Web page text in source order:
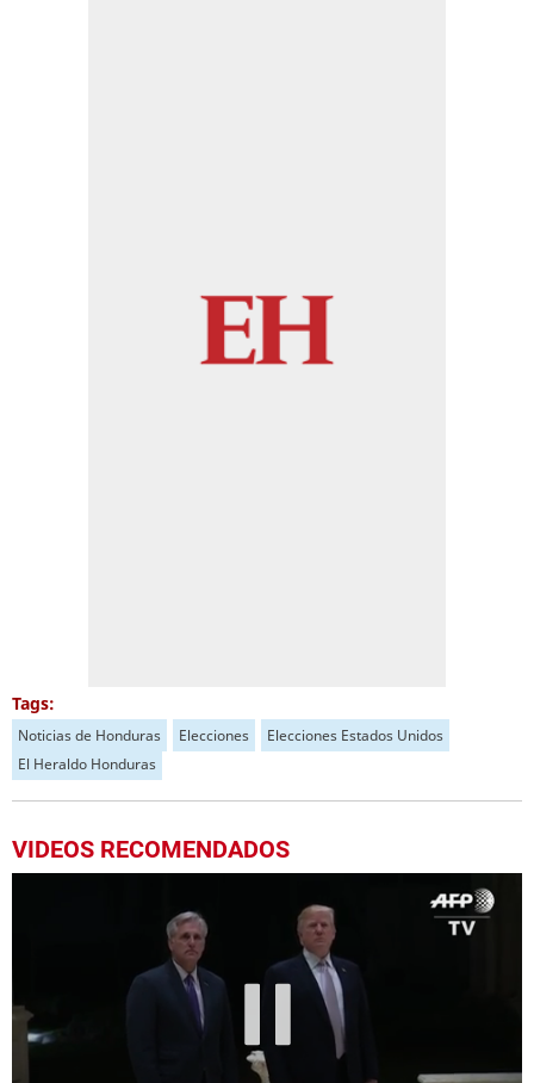
Tags:
Noticias de Honduras Elecciones
Elecciones Estados Unidos
El Heraldo Honduras
VIDEOS RECOMENDADOS